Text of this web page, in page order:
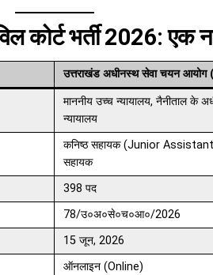
कोर्ट भर्ती 2026: एक
उत्तराखंड अधीनस्थ सेवा चयन
माननीय उच्च न्यायालय, नैनीताल के
न्यायालय
कनिष्ठ सहायक (Junior
सहायक
398 पद
78/उ०अ०से०च०आ०/2026
15 जून, 2026
ऑनलाइन (Online)